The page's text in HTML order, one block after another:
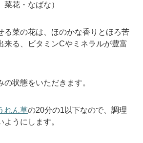
菜花・なばな）
る菜の花は、ほのかな香りとほろ苦
来る、ビタミンCやミネラルが豊富
状態をいただきます。
れん草の20分の1以下なので、調理
うにします。